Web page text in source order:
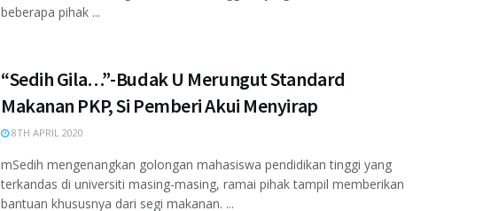
beberapa pihak ...
“Sedih Gila…”-Budak U Merungut Standard
Makanan PKP, Si Pemberi Akui Menyirap
8TH APRIL 2020
mSedih mengenangkan golongan mahasiswa pendidikan tinggi yang
terkandas di universiti masing-masing, ramai pihak tampil memberikan
bantuan khususnya dari segi makanan. ...